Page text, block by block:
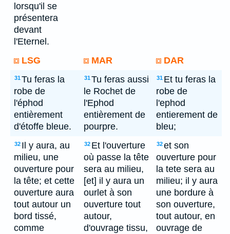
lorsqu'il se
présentera
devant
l'Eternel.
LSG MAR DAR
31Tu feras la
robe de
l'éphod
entièrement
d'étoffe bleue.
31Tu feras aussi
le Rochet de
l'Ephod
entièrement de
pourpre.
31 Et tu feras la
robe de
l'ephod
entierement de
bleu;
32 Il y aura, au
milieu, une
ouverture pour
la tête; et cette
ouverture aura
tout autour un
bord tissé,
comme
32 Et l'ouverture
où passe la tête
sera au milieu,
[et] il y aura un
ourlet à son
ouverture tout
autour,
d'ouvrage tissu,
32et son
ouverture pour
la tete sera au
milieu; il y aura
une bordure à
son ouverture,
tout autour, en
ouvrage de